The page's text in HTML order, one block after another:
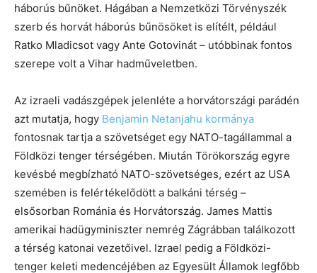
háborús bűnöket. Hágában a Nemzetközi Törvényszék
szerb és horvát háborús bűnösöket is elítélt, például
Ratko Mladicsot vagy Ante Gotovinát – utóbbinak fontos
szerepe volt a Vihar hadműveletben.
Az izraeli vadászgépek jelenléte a horvátországi parádén
azt mutatja, hogy Benjamin Netanjahu kormánya
fontosnak tartja a szövetséget egy NATO-tagállammal a
Földközi tenger térségében. Miután Törökország egyre
kevésbé megbízható NATO-szövetséges, ezért az USA
szemében is felértékelődött a balkáni térség –
elsősorban Románia és Horvátország. James Mattis
amerikai hadügyminiszter nemrég Zágrábban találkozott
a térség katonai vezetőivel. Izrael pedig a Földközi-
tenger keleti medencéjében az Egyesült Államok legfőbb